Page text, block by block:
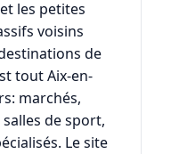
les petites
voisins
de
toutAix-en-
marchés,
de sport,
Le site